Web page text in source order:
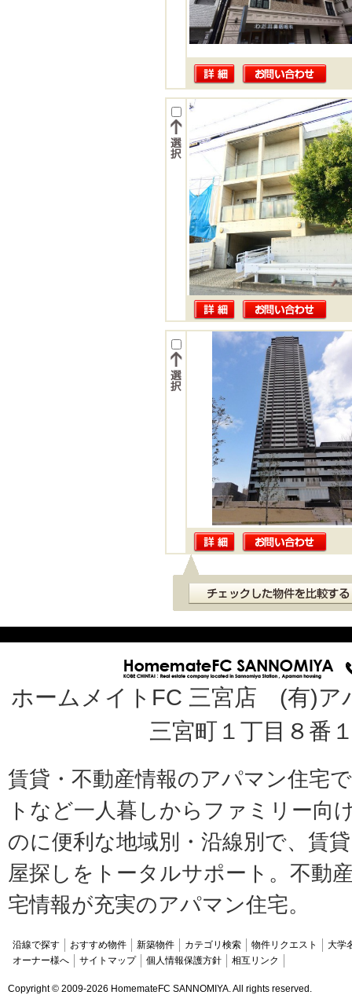
ホームメイトFC 三宮店 (有)
三宮町１丁目８番
賃貸・不動産情報のアパマン住宅
トなど一人暮しからファミリー向
のに便利な地域別・沿線別で、賃
屋探しをトータルサポート。不動
宅情報が充実のアパマン住宅。
沿線で探す おすすめ物件 新築物件 カテゴリ検索 物件リクエスト
大学
オーナー様へ
サイトマップ 個人情報保護方針 相互リンク
Copyright © 2009-2026 HomemateFC SANNOMIYA. All rights reserved.